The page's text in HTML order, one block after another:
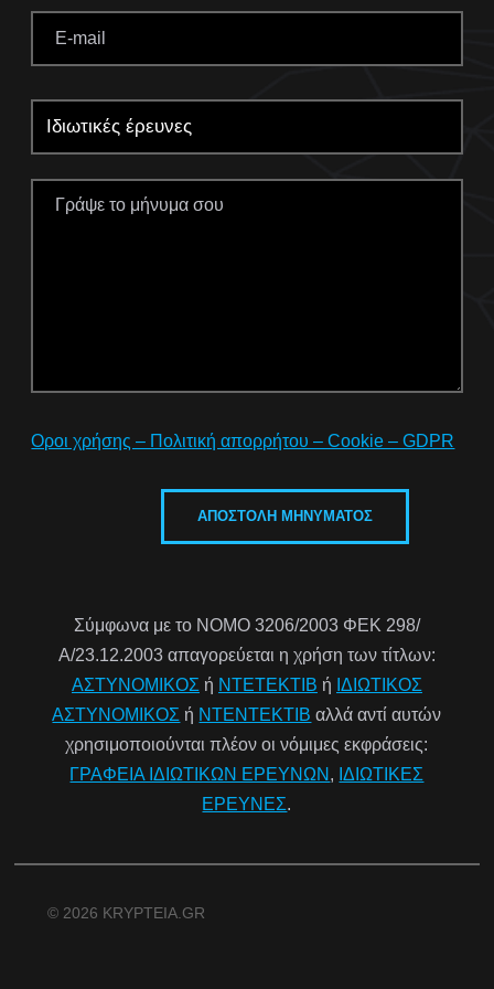
Οροι χρήσης – Πολιτική απορρήτου – Cookie – GDPR
Σύμφωνα με το ΝΟΜΟ 3206/2003 ΦΕΚ 298/
Α/23.12.2003 απαγορεύεται η χρήση των τίτλων:
ΑΣΤΥΝΟΜΙΚΟΣ ή ΝΤΕΤΕΚΤΙΒ ή ΙΔΙΩΤΙΚΟΣ
ΑΣΤΥΝΟΜΙΚΟΣ ή ΝΤΕΝΤΕΚΤΙΒ αλλά αντί αυτών
χρησιμοποιούνται πλέον οι νόμιμες εκφράσεις:
ΓΡΑΦΕΙΑ ΙΔΙΩΤΙΚΩΝ ΕΡΕΥΝΩΝ , ΙΔΙΩΤΙΚΕΣ
ΕΡΕΥΝΕΣ.
© 2026 KRYPTEIA.GR